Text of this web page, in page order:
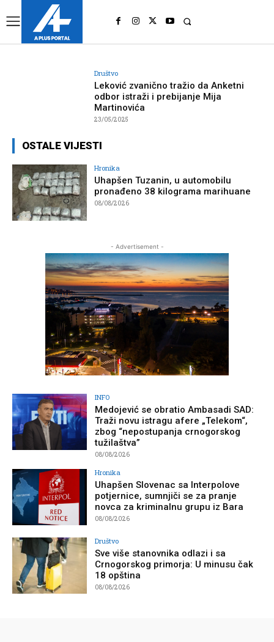
Društvo
Leković zvanično tražio da Anketni
odbor istraži i prebijanje Mija
Martinovića
23/05/2025
OSTALE VIJESTI
Hronika
Uhapšen Tuzanin, u automobilu
pronađeno 38 kilograma marihuane
08/08/2026
- Advertisement -
INFO
Medojević se obratio Ambasadi SAD:
Traži novu istragu afere „Telekom“,
zbog “nepostupanja crnogorskog
tužilaštva”
08/08/2026
Hronika
Uhapšen Slovenac sa Interpolove
potjernice, sumnjiči se za pranje
novca za kriminalnu grupu iz Bara
08/08/2026
Društvo
Sve više stanovnika odlazi i sa
Crnogorskog primorja: U minusu čak
18 opština
08/08/2026